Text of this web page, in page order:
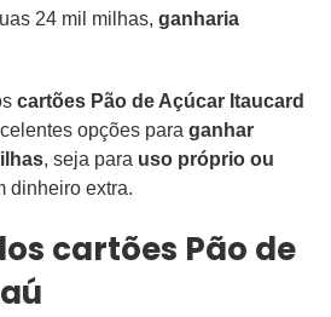
24 mil milhas, ganharia
cartões Pão de Açúcar Itaucard
opções para ganhar
, seja para uso próprio ou
dinheiro extra.
cartões Pão de